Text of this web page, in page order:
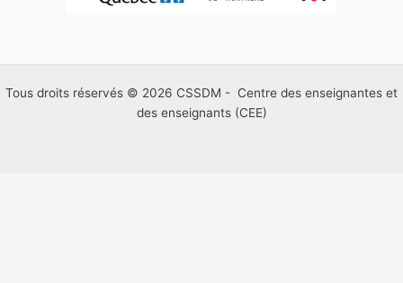
Tous droits réservés © 2026 CSSDM - Centre des enseignantes et
des enseignants (CEE)